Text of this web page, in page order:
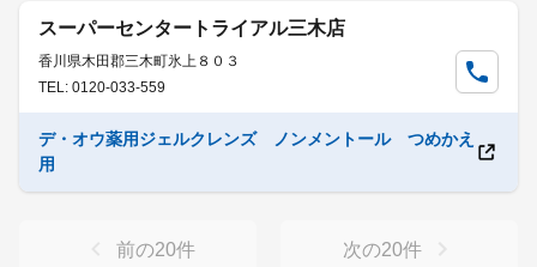
スーパーセンタートライアル三木店
香川県木田郡三木町氷上８０３
TEL: 0120-033-559
デ・オウ薬用ジェルクレンズ ノンメントール つめかえ
用
前の20件 次の20件